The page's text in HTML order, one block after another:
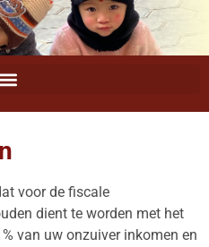
voor de fiscale
dient te worden met het
van uw onzuiver inkomen en